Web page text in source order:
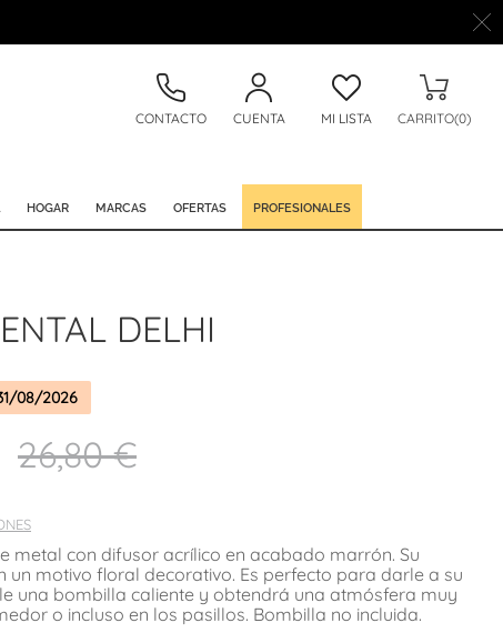
CONTACTO CUENTA MI LISTA CARRITO(0)
HOGAR MARCAS OFERTAS PROFESIONALES
DELHI
08/2026
26,80 €
metal con difusor acrílico en acabado marrón. Su
un motivo floral decorativo. Es perfecto para darle a su
una bombilla caliente y obtendrá una atmósfera muy
o incluso en los pasillos. Bombilla no incluida.